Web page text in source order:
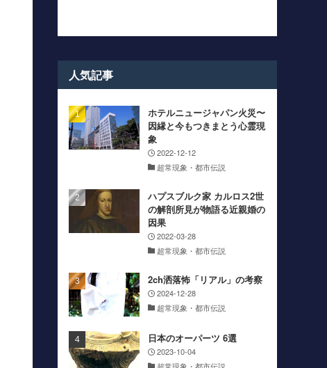
人気記事
ホテルニュージャパン火災〜
因縁と今もつきまとう心霊現
象
2022-12-12
超常現象・都市伝説
ハプスブルク家 カルロス2世
の解剖所見が物語る近親婚の
因果
2022-03-28
超常現象・都市伝説
2ch洒落怖「リアル」の考察
2024-12-28
超常現象・都市伝説
日本のオーパーツ 6選
2023-10-04